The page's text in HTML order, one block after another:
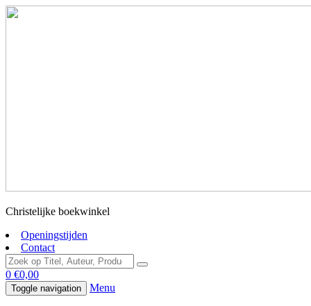
Christelijke boekwinkel
Openingstijden
Contact
0 €0,00
Toggle navigation Menu